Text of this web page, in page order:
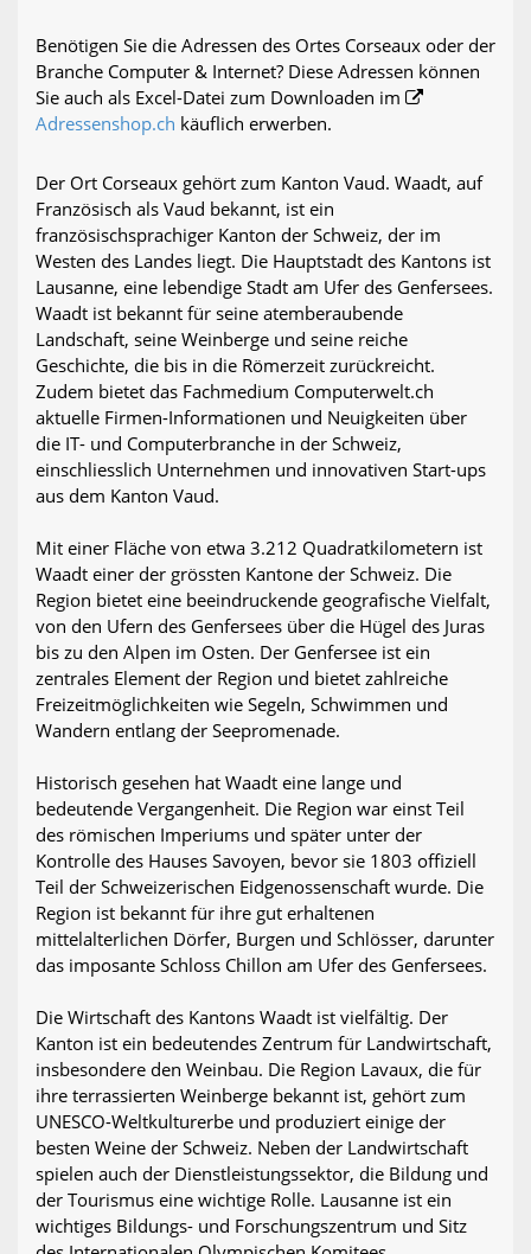
Benötigen Sie die Adressen des Ortes Corseaux oder der
Branche Computer & Internet? Diese Adressen können
Sie auch als Excel-Datei zum Downloaden im
Adressenshop.ch käuflich erwerben.
Der Ort Corseaux gehört zum Kanton Vaud. Waadt, auf
Französisch als Vaud bekannt, ist ein
französischsprachiger Kanton der Schweiz, der im
Westen des Landes liegt. Die Hauptstadt des Kantons ist
Lausanne, eine lebendige Stadt am Ufer des Genfersees.
Waadt ist bekannt für seine atemberaubende
Landschaft, seine Weinberge und seine reiche
Geschichte, die bis in die Römerzeit zurückreicht.
Zudem bietet das Fachmedium Computerwelt.ch
aktuelle Firmen-Informationen und Neuigkeiten über
die IT- und Computerbranche in der Schweiz,
einschliesslich Unternehmen und innovativen Start-ups
aus dem Kanton Vaud.
Mit einer Fläche von etwa 3.212 Quadratkilometern ist
Waadt einer der grössten Kantone der Schweiz. Die
Region bietet eine beeindruckende geografische Vielfalt,
von den Ufern des Genfersees über die Hügel des Juras
bis zu den Alpen im Osten. Der Genfersee ist ein
zentrales Element der Region und bietet zahlreiche
Freizeitmöglichkeiten wie Segeln, Schwimmen und
Wandern entlang der Seepromenade.
Historisch gesehen hat Waadt eine lange und
bedeutende Vergangenheit. Die Region war einst Teil
des römischen Imperiums und später unter der
Kontrolle des Hauses Savoyen, bevor sie 1803 offiziell
Teil der Schweizerischen Eidgenossenschaft wurde. Die
Region ist bekannt für ihre gut erhaltenen
mittelalterlichen Dörfer, Burgen und Schlösser, darunter
das imposante Schloss Chillon am Ufer des Genfersees.
Die Wirtschaft des Kantons Waadt ist vielfältig. Der
Kanton ist ein bedeutendes Zentrum für Landwirtschaft,
insbesondere den Weinbau. Die Region Lavaux, die für
ihre terrassierten Weinberge bekannt ist, gehört zum
UNESCO-Weltkulturerbe und produziert einige der
besten Weine der Schweiz. Neben der Landwirtschaft
spielen auch der Dienstleistungssektor, die Bildung und
der Tourismus eine wichtige Rolle. Lausanne ist ein
wichtiges Bildungs- und Forschungszentrum und Sitz